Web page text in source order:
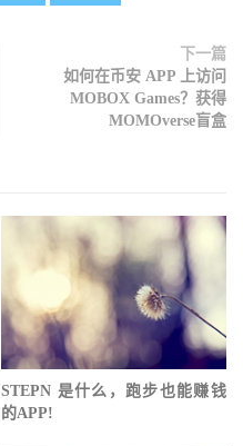
下一篇
如何在币安 APP 上访问
MOBOX Games？获得
MOMOverse盲盒
STEPN 是什么，跑步也能赚钱
的APP!